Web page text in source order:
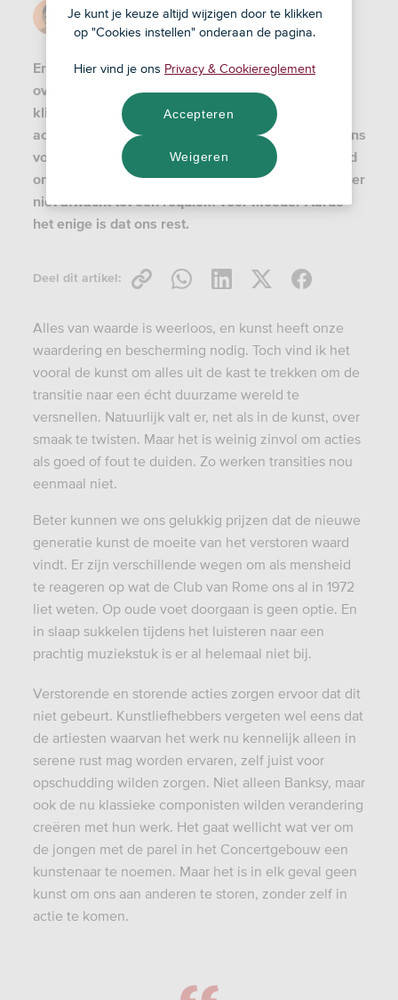
Door Jorn
21 nov '22
Er is de afgelopen weken weer voldoende gezegd
over de juiste manier om in actie te komen tegen
klimaatverandering. Musea werden verrast door
activisten die helder maakten dat er naast stillevens
vooral behoefte aan actie is. Verdi's Requiem werd
onderbroken door een moedige jongeman die liever
niet afwacht tot een requiem voor Moeder Aarde
het enige is dat ons rest.
Deel dit artikel:
Alles van waarde is weerloos, en kunst heeft onze
waardering en bescherming nodig. Toch vind ik het
vooral de kunst om alles uit de kast te trekken om de
transitie naar een écht duurzame wereld te
versnellen. Natuurlijk valt er, net als in de kunst, over
smaak te twisten. Maar het is weinig zinvol om acties
als goed of fout te duiden. Zo werken transities nou
eenmaal niet.
Beter kunnen we ons gelukkig prijzen dat de nieuwe
generatie kunst de moeite van het verstoren waard
vindt. Er zijn verschillende wegen om als mensheid
te reageren op wat de Club van Rome ons al in 1972
liet weten. Op oude voet doorgaan is geen optie. En
in slaap sukkelen tijdens het luisteren naar een
prachtig muziekstuk is er al helemaal niet bij.
Verstorende en storende acties zorgen ervoor dat dit
niet gebeurt. Kunstliefhebbers vergeten wel eens dat
de artiesten waarvan het werk nu kennelijk alleen in
serene rust mag worden ervaren, zelf juist voor
opschudding wilden zorgen. Niet alleen Banksy, maar
ook de nu klassieke componisten wilden verandering
creëren met hun werk. Het gaat wellicht wat ver om
de jongen met de parel in het Concertgebouw een
kunstenaar te noemen. Maar het is in elk geval geen
kunst om ons aan anderen te storen, zonder zelf in
actie te komen.
Je kunt je keuze altijd wijzigen door te klikken
op "Cookies instellen" onderaan de pagina.
Hier vind je ons Privacy & Cookiereglement
Weigeren
Accepteren